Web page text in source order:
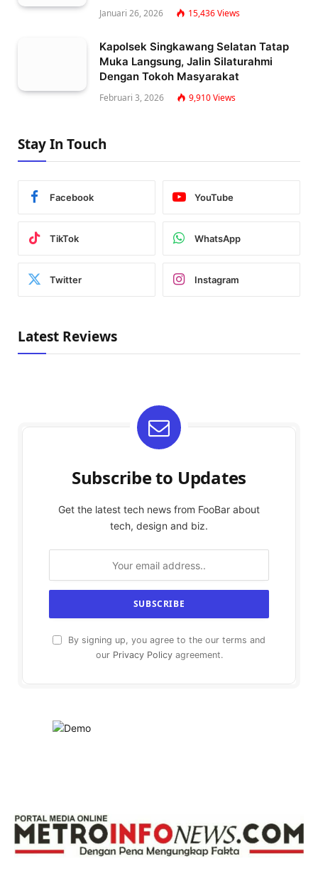
Januari 26, 2026 15,436Views
Kapolsek Singkawang Selatan Tatap
Muka Langsung, Jalin Silaturahmi
Dengan Tokoh Masyarakat
Februari 3, 2026 9,910Views
Stay In Touch
Facebook YouTube
TikTok WhatsApp
Twitter Instagram
Latest Reviews
Subscribe to Updates
Get the latest tech news from FooBar about
tech, design and biz.
By signing up, you agree to the our terms and
our Privacy Policyagreement.